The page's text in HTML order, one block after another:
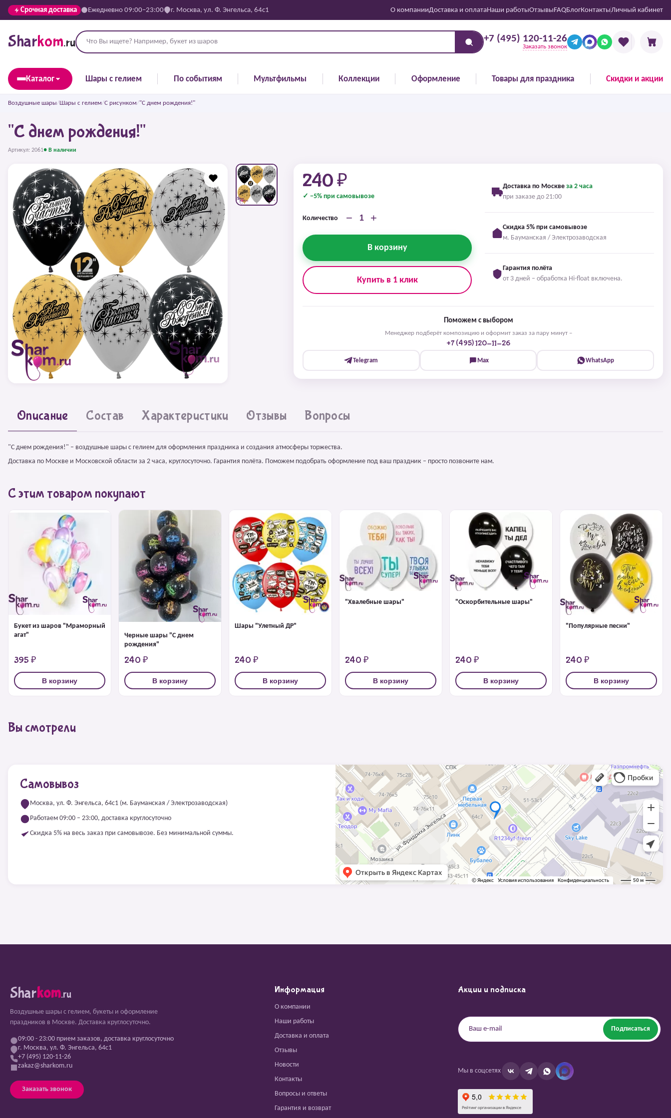
Срочная доставка Ежедневно 09:00–23:00 г. Москва, ул. Ф. Энгельса, 64с1 О компанииДоставка и оплатаНаши работыОтзывыFAQБлогКонтактыЛичный кабинет
Sharkom.ru +7 (495) 120-11-26
Заказать звонок
Каталог Шары с гелием По событиям Мультфильмы Коллекции Оформление Товары для праздника Скидки и акции
Воздушные шары/Шары с гелием/С рисунком/"С днем рождения!"
"С днем рождения!"
Артикул: 2061● В наличии
240 ₽
✓ −5% при самовывозе
Количество − +
В корзину
Купить в 1 клик
Доставка по Москве за 2 часа
при заказе до 21:00
Скидка 5% при самовывозе
м. Бауманская / Электрозаводская
Гарантия полёта
от 3 дней – обработка Hi-float включена.
Поможем с выбором
Менеджер подберёт композицию и оформит заказ за пару минут –
+7 (495) 120-11-26
Telegram Max WhatsApp
Описание Состав Характеристики Отзывы Вопросы
"С днем рождения!" – воздушные шары с гелием для оформления праздника и создания атмосферы торжества.
Доставка по Москве и Московской области за 2 часа, круглосуточно. Гарантия полёта. Поможем подобрать оформление под ваш праздник – просто позвоните нам.
С этим товаром покупают
Букет из шаров "Мраморный
агат"
395 ₽
В корзину
Черные шары "С днем
рождения"
240 ₽
В корзину
Шары "Улетный ДР"
240 ₽
В корзину
"Хвалебные шары"
240 ₽
В корзину
"Оскорбительные шары"
240 ₽
В корзину
"Популярные песни"
240 ₽
В корзину
Вы смотрели
Самовывоз
Москва, ул. Ф. Энгельса, 64с1 (м. Бауманская / Электрозаводская)
Работаем 09:00 – 23:00, доставка круглосуточно
Скидка 5% на весь заказ при самовывозе. Без минимальной суммы.
Sharkom.ru
Воздушные шары с гелием, букеты и оформление
праздников в Москве. Доставка круглосуточно.
09:00 - 23:00 прием заказов, доставка круглосуточно
г. Москва, ул. Ф. Энгельса, 64с1
+7 (495) 120-11-26
zakaz@sharkom.ru
Заказать звонок
Информация
О компании
Наши работы
Доставка и оплата
Отзывы
Новости
Контакты
Вопросы и ответы
Гарантия и возврат
Акции и подписка
Подписаться
Мы в соцсетях